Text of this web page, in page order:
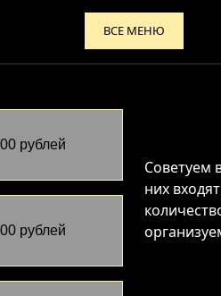
ВСЕ МЕНЮ
рублей
рублей
Советуем
них